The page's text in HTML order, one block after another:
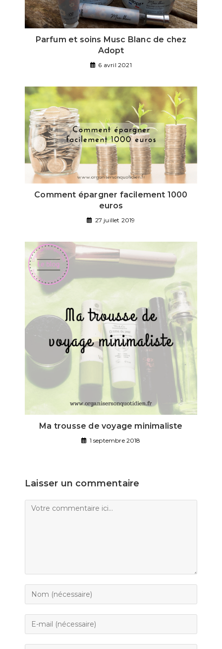
Parfum et soins Musc Blanc de chez
Adopt
6 avril 2021
Comment épargner facilement 1000
euros
27 juillet 2019
Ma trousse de voyage minimaliste
1 septembre 2018
Laisser un commentaire
Comment
Enter
your
name
Enter
your
email